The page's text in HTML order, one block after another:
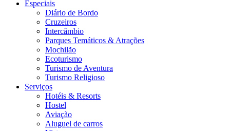
Especiais
Diário de Bordo
Cruzeiros
Intercâmbio
Parques Temáticos & Atrações
Mochilão
Ecoturismo
Turismo de Aventura
Turismo Religioso
Serviços
Hotéis & Resorts
Hostel
Aviação
Aluguel de carros